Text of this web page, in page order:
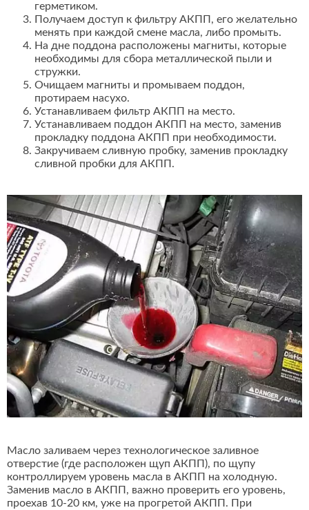
герметиком.
Получаем доступ к фильтру АКПП, его желательно
менять при каждой смене масла, либо промыть.
На дне поддона расположены магниты, которые
необходимы для сбора металлической пыли и
стружки.
Очищаем магниты и промываем поддон,
протираем насухо.
Устанавливаем фильтр АКПП на место.
Устанавливаем поддон АКПП на место, заменив
прокладку поддона АКПП при необходимости.
Закручиваем сливную пробку, заменив прокладку
сливной пробки для АКПП.
Масло заливаем через технологическое заливное
отверстие (где расположен щуп АКПП), по щупу
контроллируем уровень масла в АКПП на холодную.
Заменив масло в АКПП, важно проверить его уровень,
проехав 10-20 км, уже на прогретой АКПП. При